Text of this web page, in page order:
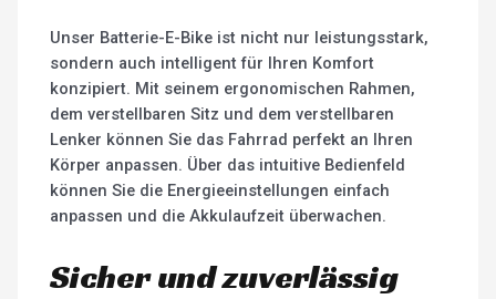
Unser Batterie-E-Bike ist nicht nur leistungsstark,
sondern auch intelligent für Ihren Komfort
konzipiert. Mit seinem ergonomischen Rahmen,
dem verstellbaren Sitz und dem verstellbaren
Lenker können Sie das Fahrrad perfekt an Ihren
Körper anpassen. Über das intuitive Bedienfeld
können Sie die Energieeinstellungen einfach
anpassen und die Akkulaufzeit überwachen.
Sicher und zuverlässig